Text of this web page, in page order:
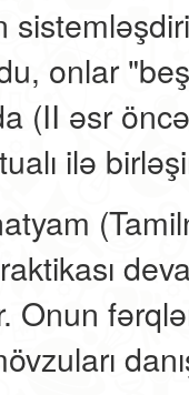
onlar
(II əsr
ilə
Onun